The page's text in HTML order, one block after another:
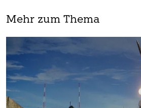
Mehr zum Thema